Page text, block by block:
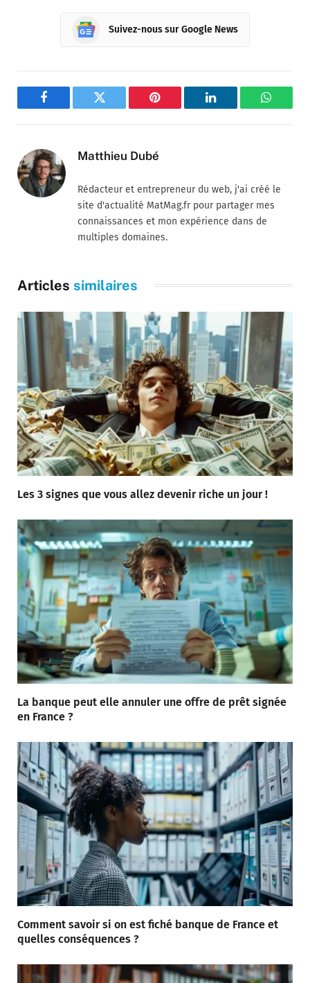
Suivez-nous sur Google News
Facebook Twitter Pinterest LinkedIn
Matthieu Dubé
Rédacteur et entrepreneur du web, j'ai créé le
site d'actualité MatMag.fr pour partager mes
connaissances et mon expérience dans de
multiples domaines.
Articles similaires
Les 3 signes que vous allez devenir riche un jour !
La banque peut elle annuler une offre de prêt signée
en France ?
Comment savoir si on est fiché banque de France et
quelles conséquences ?